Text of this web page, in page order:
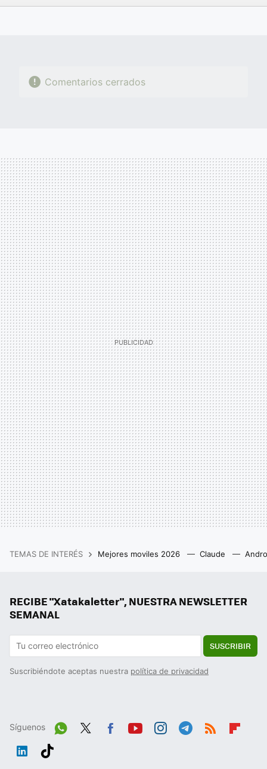
FACEBOOK
TWITTERFLIPBOARD
E-
WHATSAPP
Comentarios cerrados
TEMAS DE INTERÉS Mejores moviles 2026 Claude
RECIBE "Xatakaletter", NUESTRA NEWSLETTER
SEMANAL
SUSCRIBIR
Suscribiéndote aceptas nuestra política de privacidad
Síguenos
Wh